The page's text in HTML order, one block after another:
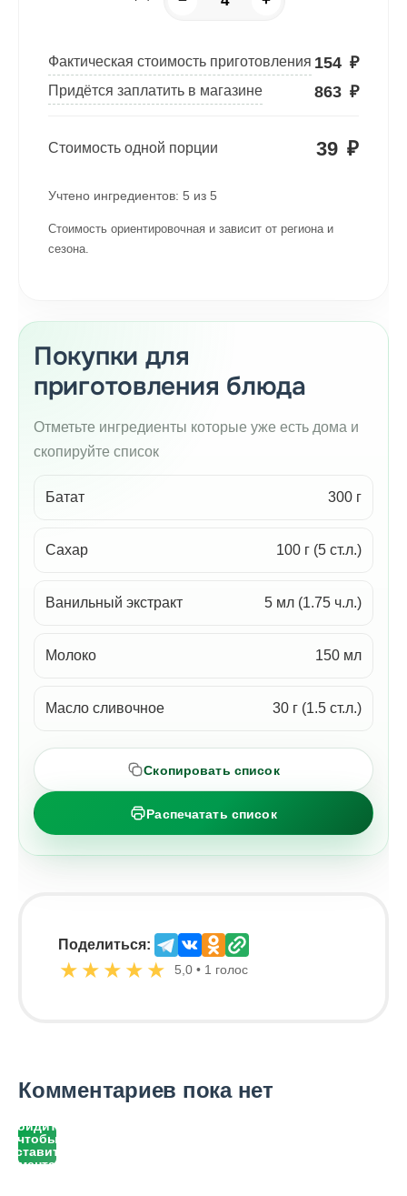
Фактическая стоимость приготовления 154 ₽
Придётся заплатить в магазине 863 ₽
Стоимость одной порции 39 ₽
Учтено ингредиентов: 5 из 5
Стоимость ориентировочная и зависит от региона и
сезона.
Покупки для
приготовления блюда
Отметьте ингредиенты которые уже есть дома и
скопируйте список
Батат 300 г
Сахар 100 г (5 ст.л.)
Ванильный экстракт 5 мл (1.75 ч.л.)
Молоко 150 мл
Масло сливочное 30 г (1.5 ст.л.)
Скопировать список
Распечатать список
Поделиться:
★ ★ ★ ★ ★ 5,0 • 1 голос
Комментариев пока нет
Войдите,
чтобы
оставить